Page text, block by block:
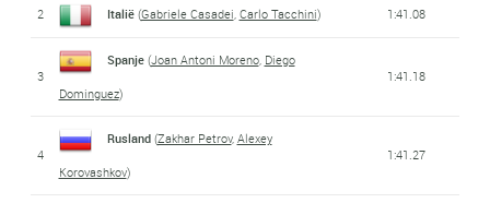
2 Italië(Gabriele Casadei, Carlo Tacchini) 1:41.08
3
Spanje(Joan Antoni Moreno, Diego
Dominguez)
1:41.18
4
Rusland(Zakhar Petrov, Alexey
Korovashkov)
1:41.27